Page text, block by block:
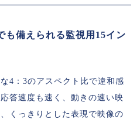
も備えられる監視用15イン
4：3のアスペクト比で違和感
答速度も速く、動きの速い映
くっきりとした表現で映像の